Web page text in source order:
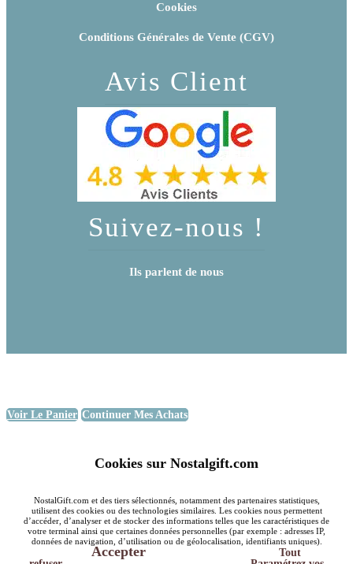
Cookies
Conditions Générales de Vente (CGV)
Avis Client
Suivez-nous !
Ils parlent de nous
Voir Le Panier Continuer Mes Achats
Cookies sur Nostalgift.com
NostalGift.com et des tiers sélectionnés, notamment des partenaires statistiques,
utilisent des cookies ou des technologies similaires. Les cookies nous permettent
d’accéder, d’analyser et de stocker des informations telles que les caractéristiques de
votre terminal ainsi que certaines données personnelles (par exemple : adresses IP,
données de navigation, d’utilisation ou de géolocalisation, identifiants uniques).
Accepter
Tout